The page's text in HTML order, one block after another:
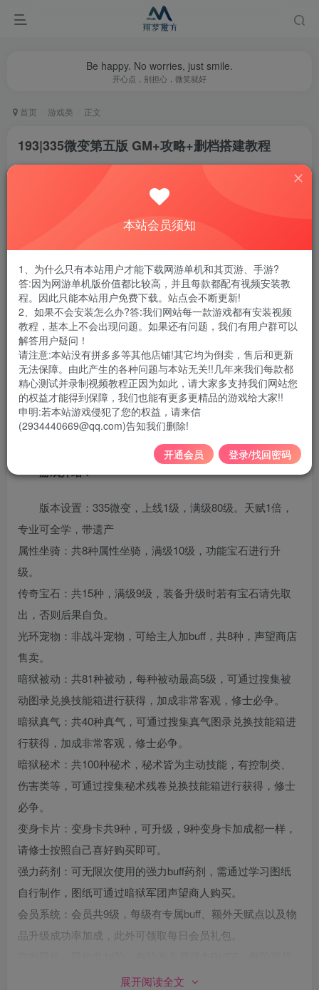
Be happy. No worries, just smile.
开心点，别担心，微笑就好
首页 游戏类 正文
193|335微变第五版 GM+攻略+删档搭建教程
私信
腾讯云轻量服务器优惠活动链接
游戏大小：20G左右
支持系统：
配套：单机启动视频教程+清档重开教程+GM命令及教
程+局域网外网搭建教程
是否需要虚拟机： 不需要
游戏介绍：
版本设置：335微变，上线1级，满级80级。天赋1倍，
专业可全学，带遗产
属性坐骑：共8种属性坐骑，满级10级，功能宝石进行升
级。
传奇宝石：共15种，满级9级，装备升级时若有宝石请先取
出，否则后果自负。
光环宠物：非战斗宠物，可给主人加buff，共8种，声望商店
售卖。
暗狱被动：共81种被动，每种被动最高5级，可通过搜集被
动图录兑换技能箱进行获得，加成非常客观，修士必争。
暗狱真气：共40种真气，可通过搜集真气图录兑换技能箱进
行获得，加成非常客观，修士必争。
暗狱秘术：共100种秘术，秘术皆为主动技能，有控制类、
伤害类等，可通过搜集秘术残卷兑换技能箱进行获得，修士
必争。
变身卡片：变身卡共9种，可升级，9种变身卡加成都一样，
请修士按照自己喜好购买即可。
强力药剂：可无限次使用的强力buff药剂，需通过学习图纸
自行制作，图纸可通过暗狱军团声望商人购买。
会员系统：会员共9级，每级有专属buff、额外天赋点以及物
品升级成功率加成，此外可领取每日会员礼包。
取每日俸禄，升级需要江湖威望，可通过邪魔入侵获取威望
展开阅读全文
本站会员须知
1、为什么只有本站用户才能下载网游单机和其页游、手游?
答:因为网游单机版价值都比较高，并且每款都配有视频安装教
程。因此只能本站用户免费下载。站点会不断更新!
2、如果不会安装怎么办?答:我们网站每一款游戏都有安装视频
教程，基本上不会出现问题。如果还有问题，我们有用户群可以
解答用户疑问！
请注意:本站没有拼多多等其他店铺!其它均为倒卖，售后和更新
无法保障。由此产生的各种问题与本站无关!!几年来我们每款都
精心测试并录制视频教程正因为如此，请大家多支持我们网站您
的权益才能得到保障，我们也能有更多更精品的游戏给大家!!
申明:若本站游戏侵犯了您的权益，请来信
(2934440669@qq.com)告知我们删除!
开通会员 登录/找回密码